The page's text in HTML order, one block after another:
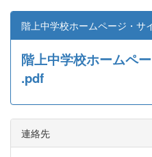
階上中学校ホームページ・サ
階上中学校ホームペ
.pdf
連絡先